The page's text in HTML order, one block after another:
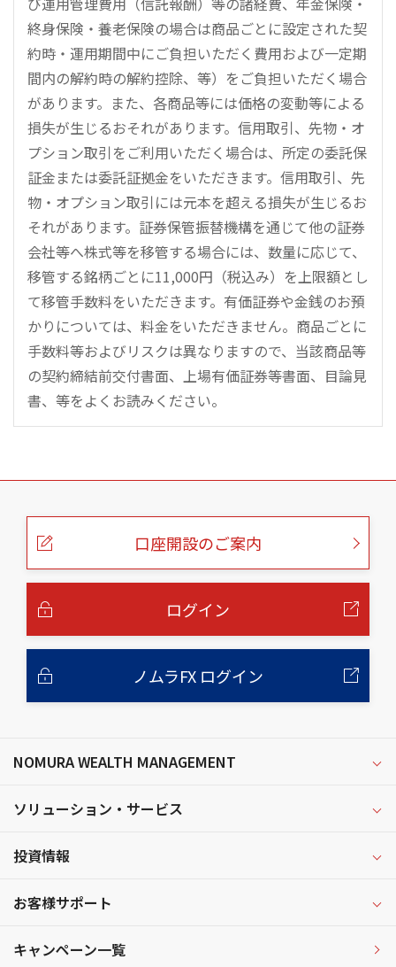
終身保険・養老保険の場合は商品ごとに設定された契
約時・運用期間中にご負担いただく費用および一定期
間内の解約時の解約控除、等）をご負担いただく場合
があります。また、各商品等には価格の変動等による
損失が生じるおそれがあります。信用取引、先物・オ
プション取引をご利用いただく場合は、所定の委託保
証金または委託証拠金をいただきます。信用取引、先
物・オプション取引には元本を超える損失が生じるお
それがあります。証券保管振替機構を通じて他の証券
会社等へ株式等を移管する場合には、数量に応じて、
移管する銘柄ごとに11,000円（税込み）を上限額とし
て移管手数料をいただきます。有価証券や金銭のお預
かりについては、料金をいただきません。商品ごとに
手数料等およびリスクは異なりますので、当該商品等
の契約締結前交付書面、上場有価証券等書面、目論見
書、等をよくお読みください。
こ
口座開設のご案内
ログイン
ノムラFX ログイン
NOMURA WEALTH MANAGEMENT
ソリューション・サービス
投資情報
お客様サポート
キャンペーン一覧